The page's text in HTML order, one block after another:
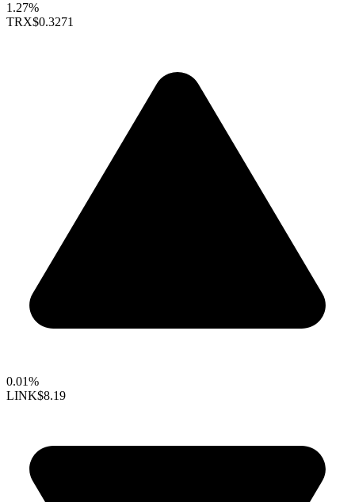
1.27%
TRX$0.3271
0.01%
LINK$8.19